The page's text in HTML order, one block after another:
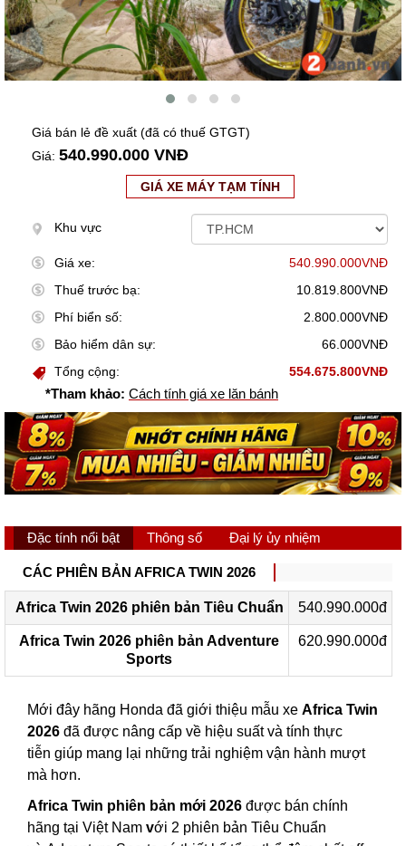
Giá bán lẻ đề xuất (đã có thuế GTGT)
Giá: 540.990.000 VNĐ
GIÁ XE MÁY TẠM TÍNH
Khu vực
Giá xe:
540.990.000VNĐ
Thuế trước bạ:
10.819.800VNĐ
Phí biển số:
2.800.000VNĐ
Bảo hiểm dân sự:
66.000VNĐ
Tổng cộng:
554.675.800VNĐ
*Tham khảo: Cách tính giá xe lăn bánh
Đặc tính nổi bật Thông số Đại lý ủy nhiệm
CÁC PHIÊN BẢN AFRICA TWIN 2026
Africa Twin 2026 phiên bản Tiêu Chuẩn 540.990.000đ
Africa Twin 2026 phiên bản Adventure
Sports
620.990.000đ
Mới đây hãng Honda đã giới thiệu mẫu xe Africa Twin
2026 đã được nâng cấp về hiệu suất và tính thực
tiễn giúp mang lại những trải nghiệm vận hành mượt
mà hơn.
Africa Twin phiên bản mới 2026 được bán chính
hãng tại Việt Nam với 2 phiên bản Tiêu Chuẩn